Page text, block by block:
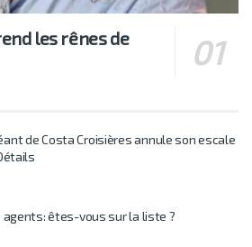
les rênes de
de Costa Croisières annule son escale
agents: êtes-vous sur la liste ?